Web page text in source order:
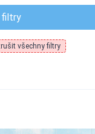
filtry
všechny filtry